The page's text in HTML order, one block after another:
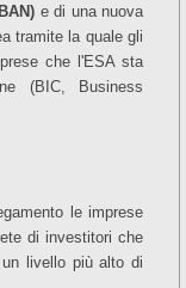
e di una nuova
tramite la quale gli
che l'ESA sta
(BIC, Business
le imprese
di investitori che
livello più alto di